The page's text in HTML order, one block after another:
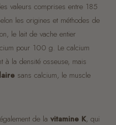
valeurs comprises entre 185
les origines et méthodes de
le lait de vache entier
pour 100 g. Le calcium
à la densité osseuse, mais
sans calcium, le muscle
de la vitamine K, qui